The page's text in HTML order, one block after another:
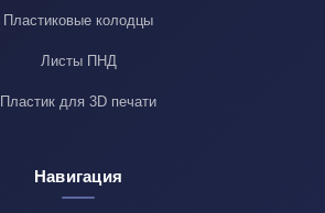
Пластиковые колодцы
Листы ПНД
Пластик для 3D печати
Навигация